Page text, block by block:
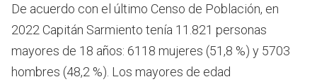
De acuerdo con el último Censo de Población, en
2022 Capitán Sarmiento tenía 11.821 personas
mayores de 18 años: 6118 mujeres (51,8 %) y 5703
hombres (48,2 %). Los mayores de edad